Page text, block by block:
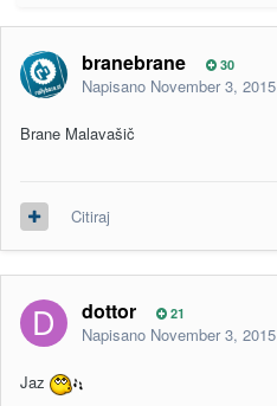
branebrane 30
Napisano November 3, 2015
Brane Malavašič
Citiraj
dottor 21
Napisano November 3, 2015
Jaz